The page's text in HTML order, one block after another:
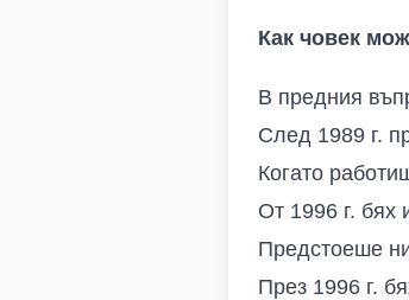
Как човек
В предния
След 1989 г.
Когато
От 1996 г. бях
Предстоеше
През 1996 г.